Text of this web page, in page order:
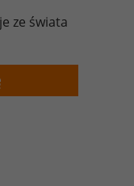
ze świata